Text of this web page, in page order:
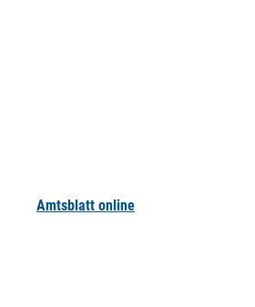
Amtsblatt online